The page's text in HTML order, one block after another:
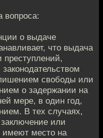
вопроса:
о выдаче
что выдача
преступлений,
свободы или
о задержании на
мере, в один год,
В тех случаях,
или
имеют место на